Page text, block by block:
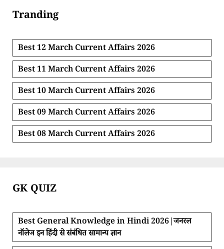
Tranding
Best 12 March Current Affairs 2026
Best 11 March Current Affairs 2026
Best 10 March Current Affairs 2026
Best 09 March Current Affairs 2026
Best 08 March Current Affairs 2026
GK QUIZ
Best General Knowledge in Hindi 2026|जनरल
नॉलेज इन हिंदी से संबंधित सामान्य ज्ञान